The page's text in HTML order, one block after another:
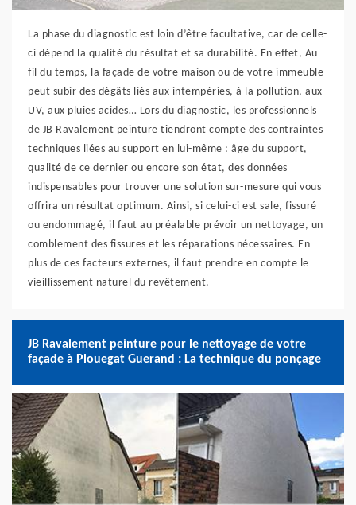
La phase du diagnostic est loin d’être facultative, car de celle-
ci dépend la qualité du résultat et sa durabilité. En effet, Au
fil du temps, la façade de votre maison ou de votre immeuble
peut subir des dégâts liés aux intempéries, à la pollution, aux
UV, aux pluies acides… Lors du diagnostic, les professionnels
de JB Ravalement peinture tiendront compte des contraintes
techniques liées au support en lui-même : âge du support,
qualité de ce dernier ou encore son état, des données
indispensables pour trouver une solution sur-mesure qui vous
offrira un résultat optimum. Ainsi, si celui-ci est sale, fissuré
ou endommagé, il faut au préalable prévoir un nettoyage, un
comblement des fissures et les réparations nécessaires. En
plus de ces facteurs externes, il faut prendre en compte le
vieillissement naturel du revêtement.
JB Ravalement peinture pour le nettoyage de votre
façade à Plouegat Guerand : La technique du ponçage